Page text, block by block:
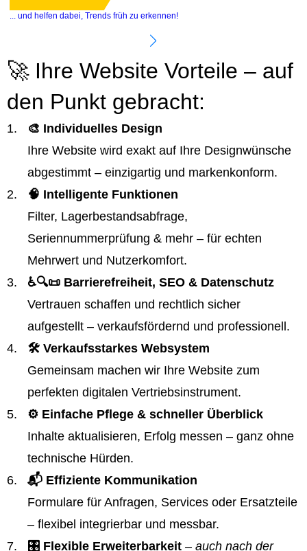
... und helfen dabei, Trends früh zu erkennen!
🚀 Ihre Website Vorteile – auf
den Punkt gebracht:
🎨 Individuelles Design
Ihre Website wird exakt auf Ihre Designwünsche
abgestimmt – einzigartig und markenkonform.
🧠 Intelligente Funktionen
Filter, Lagerbestandsabfrage,
Seriennummerprüfung & mehr – für echten
Mehrwert und Nutzerkomfort.
♿️🔍📜 Barrierefreiheit, SEO & Datenschutz
Vertrauen schaffen und rechtlich sicher
aufgestellt – verkaufsfördernd und professionell.
🛠️ Verkaufsstarkes Websystem
Gemeinsam machen wir Ihre Website zum
perfekten digitalen Vertriebsinstrument.
⚙️ Einfache Pflege & schneller Überblick
Inhalte aktualisieren, Erfolg messen – ganz ohne
technische Hürden.
📬 Effiziente Kommunikation
Formulare für Anfragen, Services oder Ersatzteile
– flexibel integrierbar und messbar.
🎛️ Flexible Erweiterbarkeit – auch nach der